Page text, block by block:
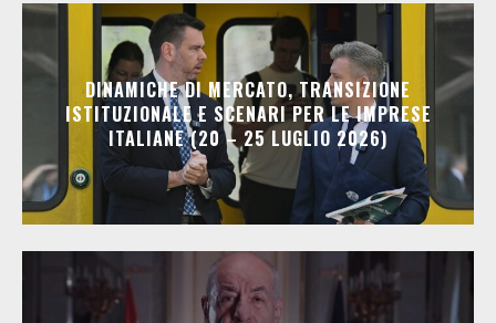
DINAMICHE DI MERCATO, TRANSIZIONE
ISTITUZIONALE E SCENARI PER LE IMPRESE
ITALIANE (20 – 25 LUGLIO 2026)